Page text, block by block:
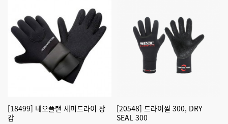
[18499] 네오플랜 세미드라이 장
갑
[20548] 드라이씰 300, DRY
SEAL 300